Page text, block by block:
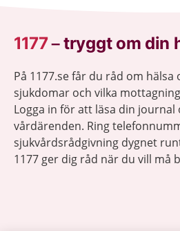
1177–tryggt om din
På 1177.se får du råd om
sjukdomar och vilka
Logga in för att läsa din journal
vårdärenden. Ring
sjukvårdsrådgivning dygnet
1177 ger dig råd när du vill må